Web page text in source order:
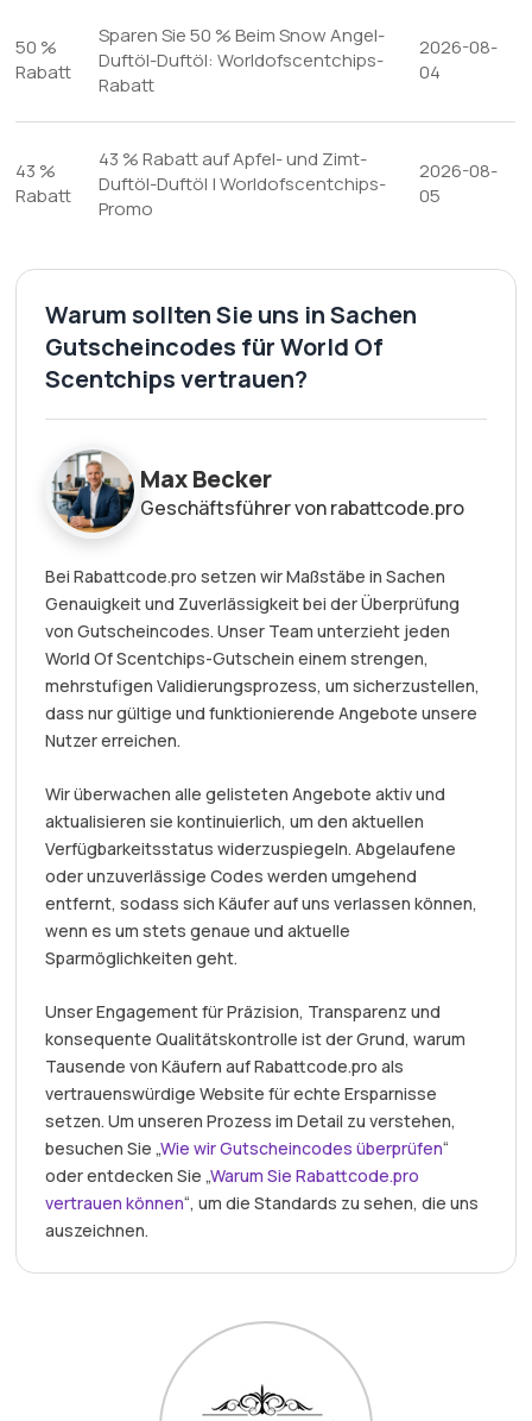
50 %
Rabatt
Sparen Sie 50 % Beim Snow Angel-
Duftöl-Duftöl: Worldofscentchips-
Rabatt
2026-08-
04
43 %
Rabatt
43 % Rabatt auf Apfel- und Zimt-
Duftöl-Duftöl | Worldofscentchips-
Promo
2026-08-
05
Warum sollten Sie uns in Sachen
Gutscheincodes für World Of
Scentchips vertrauen?
Max Becker
Geschäftsführer von rabattcode.pro
Bei Rabattcode.pro setzen wir Maßstäbe in Sachen
Genauigkeit und Zuverlässigkeit bei der Überprüfung
von Gutscheincodes. Unser Team unterzieht jeden
World Of Scentchips-Gutschein einem strengen,
mehrstufigen Validierungsprozess, um sicherzustellen,
dass nur gültige und funktionierende Angebote unsere
Nutzer erreichen.
Wir überwachen alle gelisteten Angebote aktiv und
aktualisieren sie kontinuierlich, um den aktuellen
Verfügbarkeitsstatus widerzuspiegeln. Abgelaufene
oder unzuverlässige Codes werden umgehend
entfernt, sodass sich Käufer auf uns verlassen können,
wenn es um stets genaue und aktuelle
Sparmöglichkeiten geht.
Unser Engagement für Präzision, Transparenz und
konsequente Qualitätskontrolle ist der Grund, warum
Tausende von Käufern auf Rabattcode.pro als
vertrauenswürdige Website für echte Ersparnisse
setzen. Um unseren Prozess im Detail zu verstehen,
besuchen Sie „Wie wir Gutscheincodes überprüfen“
oder entdecken Sie „Warum Sie Rabattcode.pro
vertrauen können“, um die Standards zu sehen, die uns
auszeichnen.